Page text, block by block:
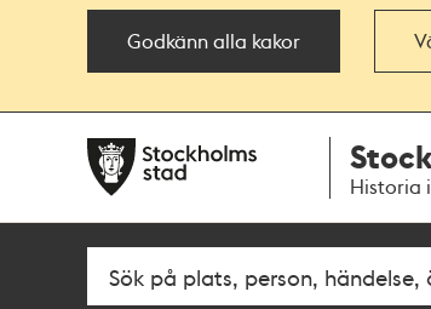
Godkänn alla kakor
navigationen
huvudinnehållet
Historia
Fritextsök